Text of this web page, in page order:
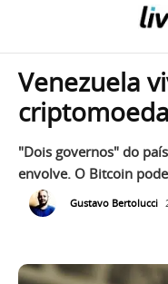
Venezuela
"Dois governos" do
envolve. O Bitcoin
Gustavo Bertolucci